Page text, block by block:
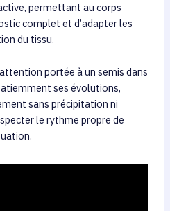
permettant au corps
complet et d’adapter les
du tissu.
portée à un semis dans
ses évolutions,
sans précipitation ni
le rythme propre de